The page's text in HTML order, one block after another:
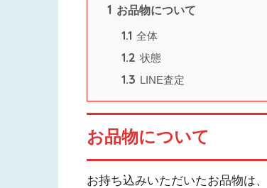
1 お品物について
1.1 全体
1.2 状態
1.3 LINE査定
お品物について
お持ち込みいただいたお品物は、